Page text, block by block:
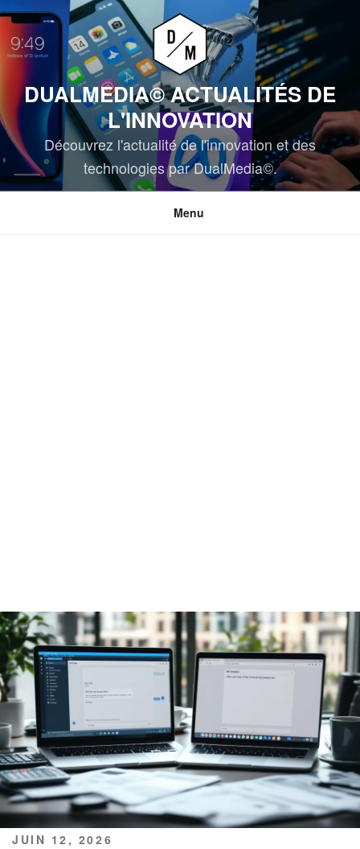
Aller
au
contenu
DUALMEDIA© ACTUALITÉS DE
L'INNOVATION
Découvrez l'actualité de l'innovation et des
technologies par DualMedia©.
Menu
PUBLIÉ
JUIN 12, 2026